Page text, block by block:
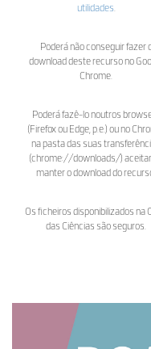
utilidades.
Poderá não conseguir fazer
download deste recurso no
Chrome.
Poderá fazê-lo noutros
(Firefox ou Edge, p.e.) ou no
na pasta das suas
(chrome://downloads/)
manter o download do
Os ficheiros disponibilizados na
das Ciências são seguros.